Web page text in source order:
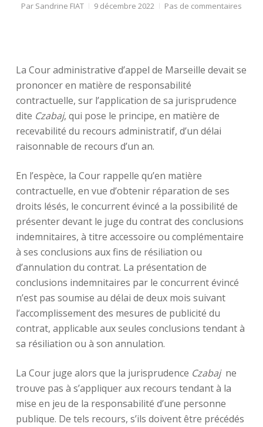
ParSandrine FIAT 9 décembre 2022 Pas de commentaires
La Cour administrative d’appel de Marseille devait se
prononcer en matière de responsabilité
contractuelle, sur l’application de sa jurisprudence
dite Czabaj, qui pose le principe, en matière de
recevabilité du recours administratif, d’un délai
raisonnable de recours d’un an.
En l’espèce, la Cour rappelle qu’en matière
contractuelle, en vue d’obtenir réparation de ses
droits lésés, le concurrent évincé a la possibilité de
présenter devant le juge du contrat des conclusions
indemnitaires, à titre accessoire ou complémentaire
à ses conclusions aux fins de résiliation ou
d’annulation du contrat. La présentation de
conclusions indemnitaires par le concurrent évincé
n’est pas soumise au délai de deux mois suivant
l’accomplissement des mesures de publicité du
contrat, applicable aux seules conclusions tendant à
sa résiliation ou à son annulation.
La Cour juge alors que la jurisprudence Czabaj ne
trouve pas à s’appliquer aux recours tendant à la
mise en jeu de la responsabilité d’une personne
publique. De tels recours, s’ils doivent être précédés